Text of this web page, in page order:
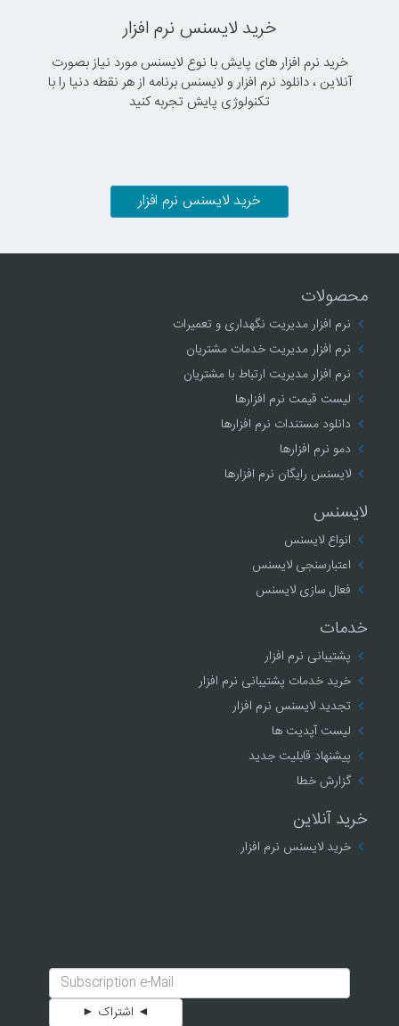
خرید لایسنس نرم افزار
خرید نرم افزار های پایش با نوع لایسنس مورد نیاز بصورت
آنلاین ، دانلود نرم افزار و لایسنس برنامه از هر نقطه دنیا را با
تکنولوژی پایش تجربه کنید
خرید لایسنس نرم افزار
محصولات
نرم افزار مدیریت نگهداری و تعمیرات
نرم افزار مدیریت خدمات مشتریان
نرم افزار مدیریت ارتباط با مشتریان
لیست قیمت نرم افزارها
دانلود مستندات نرم افزارها
دمو نرم افزارها
لایسنس رایگان نرم افزارها
لایسنس
انواع لایسنس
اعتبارسنجی لایسنس
فعال سازی لایسنس
خدمات
پشتیبانی نرم افزار
خرید خدمات پشتیبانی نرم افزار
تجدید لایسنس نرم افزار
لیست آپدیت ها
پیشنهاد قابلیت جدید
گزارش خطا
خرید آنلاین
خرید لایسنس نرم افزار